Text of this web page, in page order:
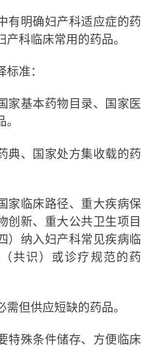
有明确妇产科适应症的药
产科临床常用的药品。
准：
家基本药物目录、国家医
典、国家处方集收载的药
家临床路径、重大疾病保
创新、重大公共卫生项目
）纳入妇产科常见疾病临
共识）或诊疗规范的药
需但供应短缺的药品。
特殊条件储存、方便临床